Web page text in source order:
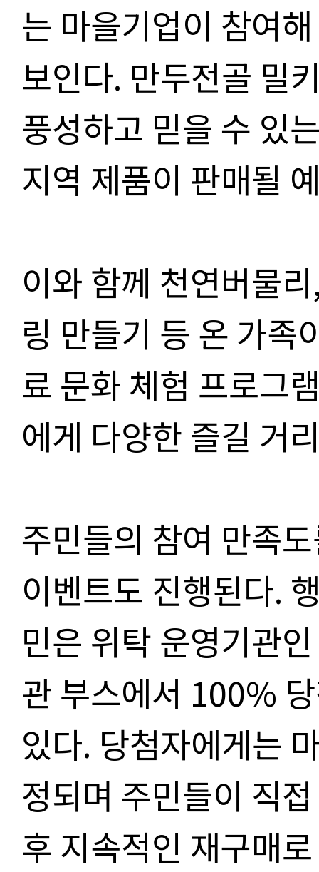
는 마을기업이 참여
보인다. 만두전골 밀
풍성하고 믿을 수 있
지역 제품이 판매될
이와 함께 천연버물리
링 만들기 등 온 가족
료 문화 체험 프로그
에게 다양한 즐길 거
주민들의 참여 만족
이벤트도 진행된다.
민은 위탁 운영기관
관 부스에서 100%
있다. 당첨자에게는
정되며 주민들이 직
후 지속적인 재구매